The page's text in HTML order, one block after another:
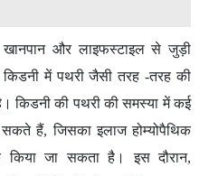
और लाइफस्टाइल से जुड़ी
में पथरी जैसी तरह -तरह की
किडनी की पथरी की समस्या में कई
हैं, जिसका इलाज होम्योपैथिक
जा सकता है। इस दौरान,